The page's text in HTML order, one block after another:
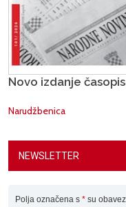
Novo izdanje
Narudžbenica
NEWSLETTER
Polja označena s * su